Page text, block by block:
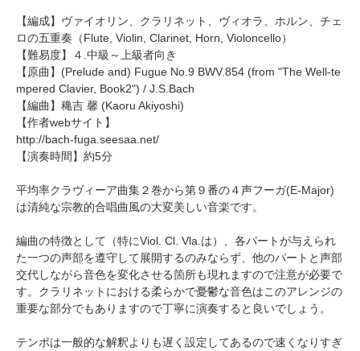
【編成】 ヴァイオリン、クラリネット、ヴィオラ、ホルン、チェ
ロの五重奏（Flute, Violin, Clarinet, Horn, Violoncello）
【難易度】４.中級～上級者向き
【原曲】(Prelude and) Fugue No.9 BWV.854 (from "The Well-te
mpered Clavier, Book2") / J.S.Bach
【編曲】 穐吉 馨 (Kaoru Akiyoshi)
【作者webサイト】
http://bach-fuga.seesaa.net/
【演奏時間】約5分
平均率クラヴィーア曲集２巻から第９番の４声フーガ(E-Major)
は清純な宗教的合唱曲風の大変美しい音楽です。
編曲の特徴として（特にViol. Cl. Vla.は）、各パートが与えられ
た一つの声部を遵守して展開するのみならず、他のパートと声部
交代しながら音色を変化させる箇所も現れますので注意が必要で
す。クラリネットにおける柔らかで憂鬱な音色はこのアレンジの
重要な部分でもありますので丁寧に演奏すると良いでしょう。
テンポは一般的な解釈よりも遅く設定してあるので速くなりすぎ